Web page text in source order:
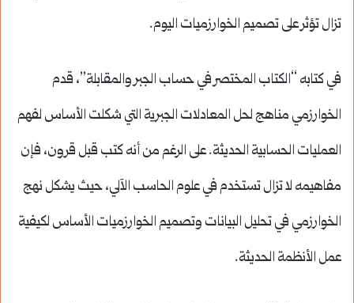
تزال تؤثر على تصميم الخوارزميات اليوم.
في كتابه “الكتاب المختصر في حساب الجبر والمقابلة”، قدم
الخوارزمي مناهج لحل المعادلات الجبرية التي شكلت الأساس لفهم
العمليات الحسابية الحديثة. على الرغم من أنه كتب قبل قرون، فإن
مفاهيمه لا تزال تستخدم في علوم الحاسب الآلي، حيث يشكل نهج
الخوارزمي في تحليل البيانات وتصميم الخوارزميات الأساس لكيفية
عمل الأنظمة الحديثة.